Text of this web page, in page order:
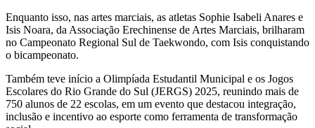
Enquanto isso, nas artes marciais, as atletas Sophie Isabeli Anares e
Isis Noara, da Associação Erechinense de Artes Marciais, brilharam
no Campeonato Regional Sul de Taekwondo, com Isis conquistando
o bicampeonato.
Também teve início a Olimpíada Estudantil Municipal e os Jogos
Escolares do Rio Grande do Sul (JERGS) 2025, reunindo mais de
750 alunos de 22 escolas, em um evento que destacou integração,
inclusão e incentivo ao esporte como ferramenta de transformação